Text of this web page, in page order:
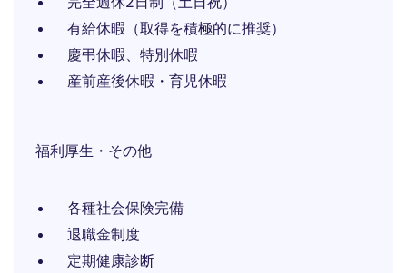
有給休暇（取得を積極的に推奨）
慶弔休暇、特別休暇
産前産後休暇・育児休暇
福利厚生・その他
各種社会保険完備
退職金制度
定期健康診断